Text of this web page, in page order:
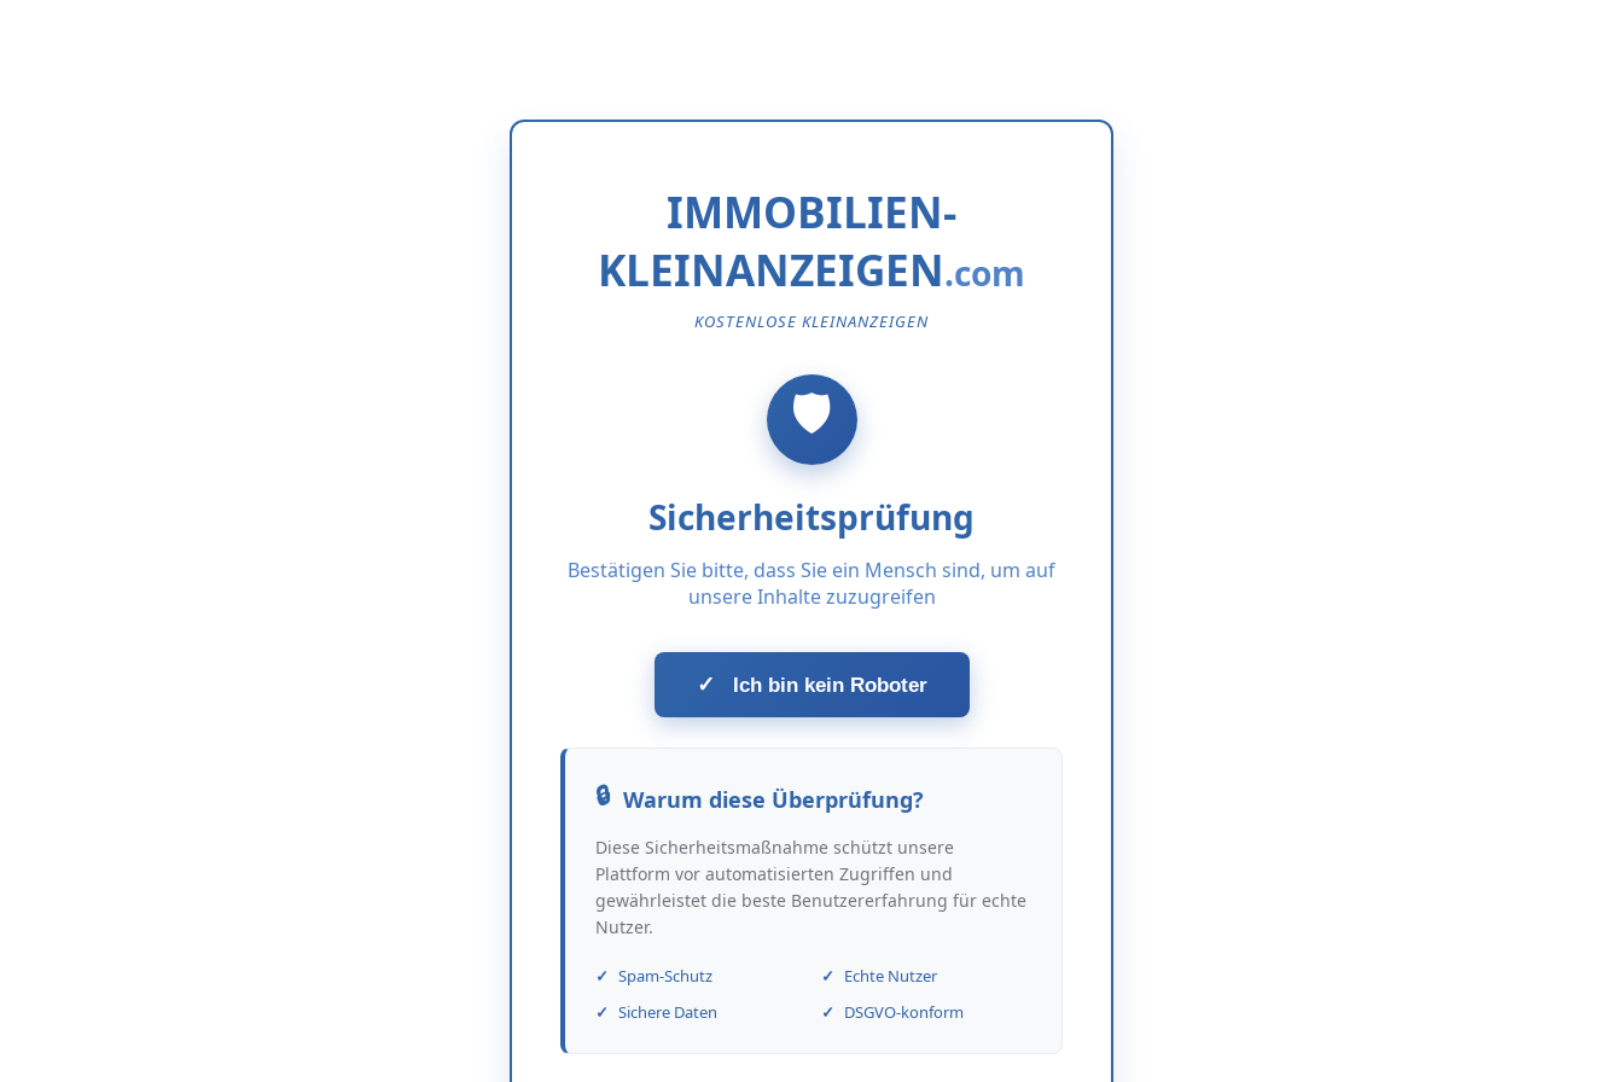
IMMOBILIEN-
KLEINANZEIGEN
KOSTENLOSE KLEINANZEIGEN
Sicherheitsprüfung
Bestätigen Sie bitte, dass Sie ein Mensch sind, um auf
unsere Inhalte zuzugreifen
✓ Ich bin kein Roboter
Warum diese Überprüfung?
Diese Sicherheitsmaßnahme schützt unsere
Plattform vor automatisierten Zugriffen und
gewährleistet die beste Benutzererfahrung für echte
Nutzer.
Spam-Schutz
Echte Nutzer
Sichere Daten
DSGVO-konform